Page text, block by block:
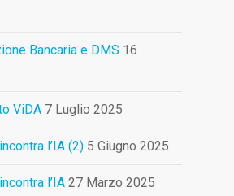
Bancaria e DMS 16
ViDA 7 Luglio 2025
l’IA (2) 5 Giugno 2025
l’IA 27 Marzo 2025